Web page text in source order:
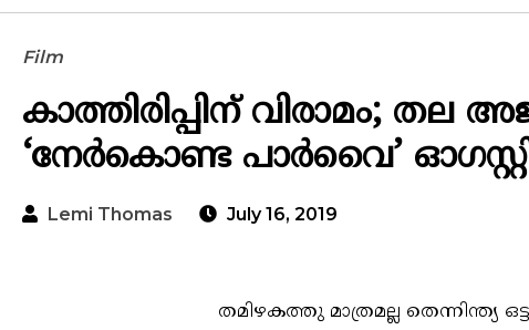
Film
കാത്തിരിപ്പിന് വിരാമം;
‘നേര്‍കൊണ്ട പാര്‍വൈ’
Lemi Thomas July 16, 2019
തമിഴകത്തു മാത്രമല്ല